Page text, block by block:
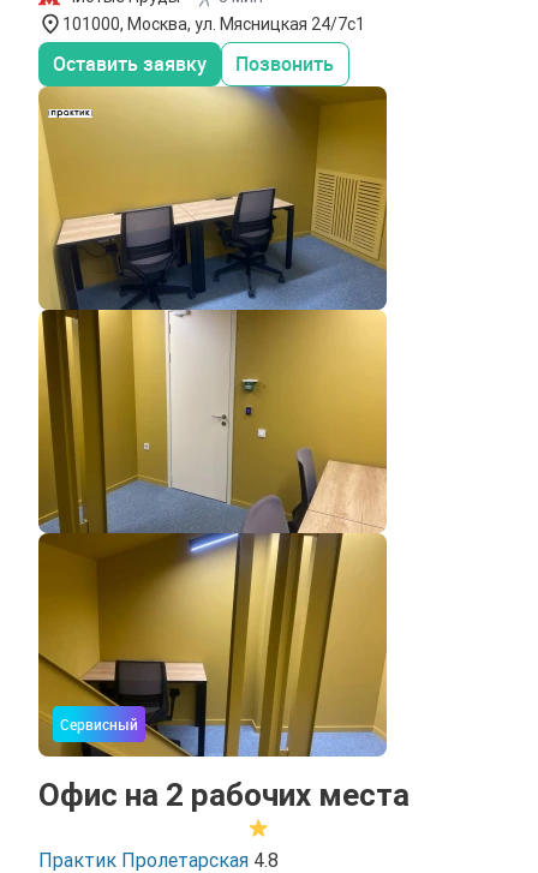
101000, Москва, ул. Мясницкая 24/7с1
Оставить заявку Позвонить
Сервисный
Офис на 2 рабочих места
Практик Пролетарская 4.8